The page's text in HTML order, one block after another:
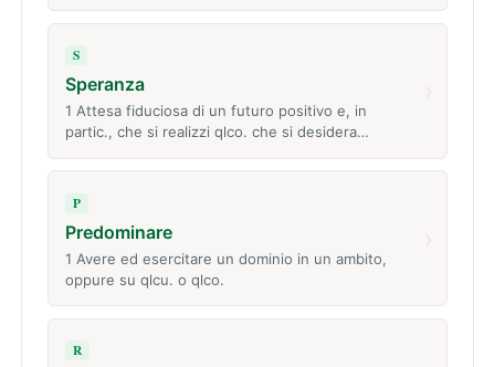
S
Speranza
1 Attesa fiduciosa di un futuro positivo e, in
partic., che si realizzi qlco. che si desidera…
P
Predominare
1 Avere ed esercitare un dominio in un ambito,
oppure su qlcu. o qlco.
R